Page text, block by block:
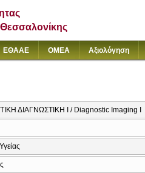
Θεσσαλονίκης
ΕΘΑΑΕ ΟΜΕΑ Αξιολόγηση
ΔΙΑΓΝΩΣΤΙΚΗ Ι / Diagnostic Imaging I